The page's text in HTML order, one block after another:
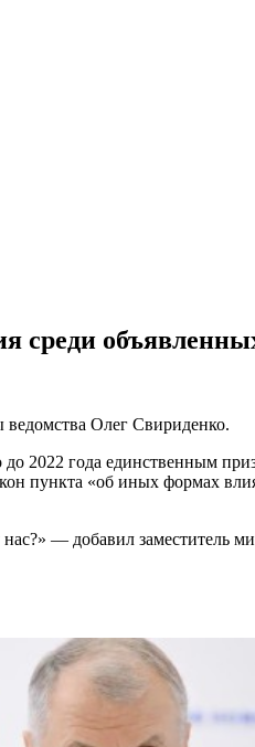
среди
ведомства Олег Свириденко.
2022 года единственным
пункта «об иных формах
— добавил заместитель